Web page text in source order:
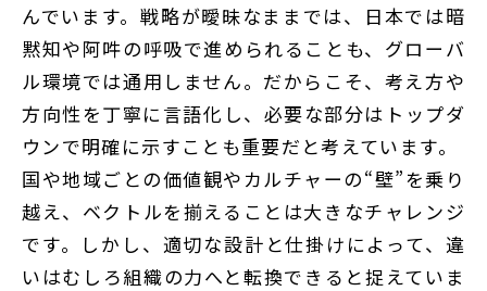
んでいます。戦略が曖昧なままでは、日本では暗
黙知や阿吽の呼吸で進められることも、グローバ
ル環境では通用しません。だからこそ、考え方や
方向性を丁寧に言語化し、必要な部分はトップダ
ウンで明確に示すことも重要だと考えています。
国や地域ごとの価値観やカルチャーの“壁”を乗り
越え、ベクトルを揃えることは大きなチャレンジ
です。しかし、適切な設計と仕掛けによって、違
いはむしろ組織の力へと転換できると捉えていま